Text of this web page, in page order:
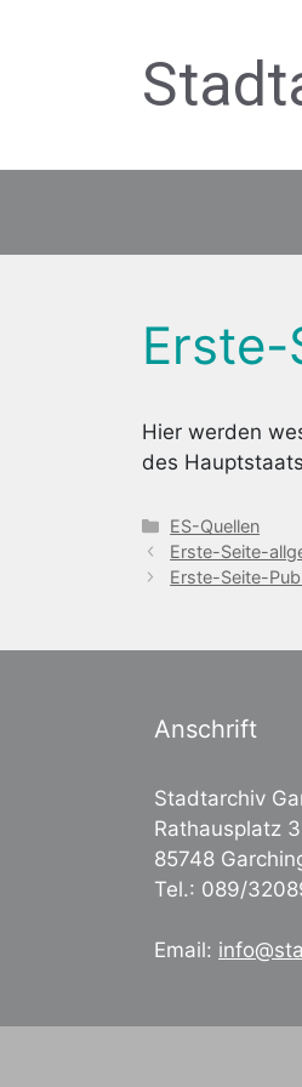
Hier werden
des
Kategorien
ES-Quellen
Erste-Seite-
Erste-Seite-
Anschrift
Stadtarchiv
Rathausplatz 3
85748
Tel.: 089/
Email: